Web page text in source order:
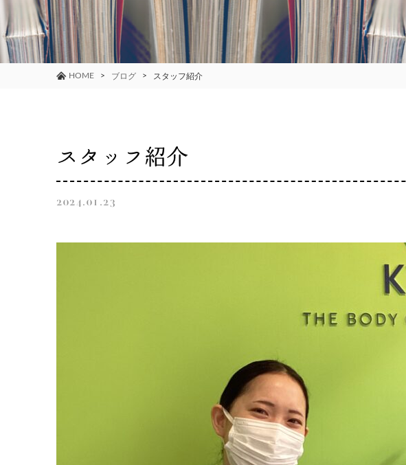
HOME ブログ スタッフ紹介
スタッフ紹介
2024.01.23